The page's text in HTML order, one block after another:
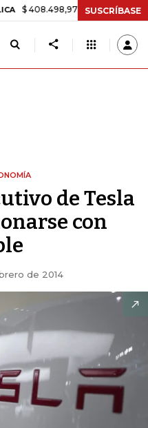
+$ 8.753,81 +2,19%
SUSCRÍBASE
de Tesla
con
de 2014